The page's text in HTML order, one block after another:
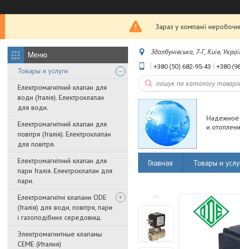
Зараз у компанії
Товары и услуги
Електромагнітний клапан для
води (Італія). Електроклапан
для води.
Електромагнітний клапан для
повітря (Італія). Електроклапан
для повітря.
Електромагнітний клапан для
пари Італія. Електроклапан для
пари.
Електромагнітні клапани ODE
(Італія) для води, повітря, пари
і газоподібних середовищ.
Электромагнитные клапаны
CEME (Италия)
Здолбунівська, 7-Г, Київ,
+380 (50) 682-95-43 +380
Надежное
и
Главная Товары и